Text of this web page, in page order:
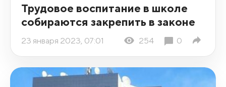
Трудовое воспитание в школе
собираются закрепить в законе
23 января 2023, 07:01 254 0